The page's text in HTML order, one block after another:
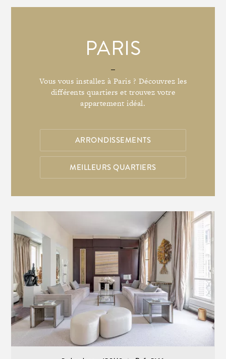
PARIS
Vous vous installez à Paris ? Découvrez les
différents quartiers et trouvez votre
appartement idéal.
ARRONDISSEMENTS
MEILLEURS QUARTIERS